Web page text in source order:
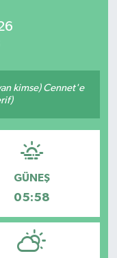
kimse) Cennet'e
GÜNEŞ
05:58